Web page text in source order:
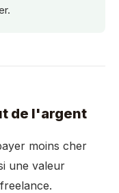
de l'argent
moins cher
une valeur